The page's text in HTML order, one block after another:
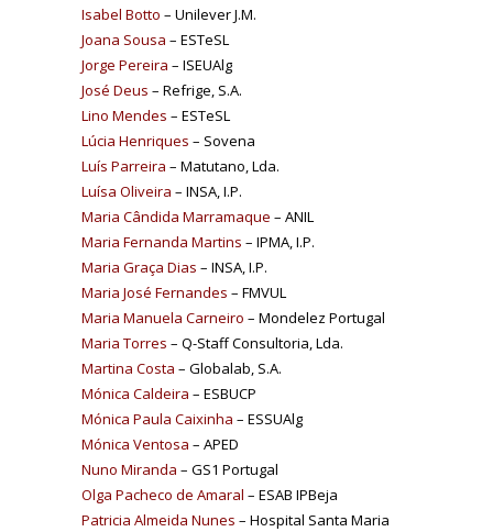
Isabel Botto – Unilever J.M.
Joana Sousa – ESTeSL
Jorge Pereira – ISEUAlg
José Deus – Refrige, S.A.
Lino Mendes – ESTeSL
Lúcia Henriques – Sovena
Luís Parreira – Matutano, Lda.
Luísa Oliveira – INSA, I.P.
Maria Cândida Marramaque – ANIL
Maria Fernanda Martins – IPMA, I.P.
Maria Graça Dias – INSA, I.P.
Maria José Fernandes – FMVUL
Maria Manuela Carneiro – Mondelez Portugal
Maria Torres – Q-Staff Consultoria, Lda.
Martina Costa – Globalab, S.A.
Mónica Caldeira – ESBUCP
Mónica Paula Caixinha – ESSUAlg
Mónica Ventosa – APED
Nuno Miranda – GS1 Portugal
Olga Pacheco de Amaral – ESAB IPBeja
Patricia Almeida Nunes – Hospital Santa Maria